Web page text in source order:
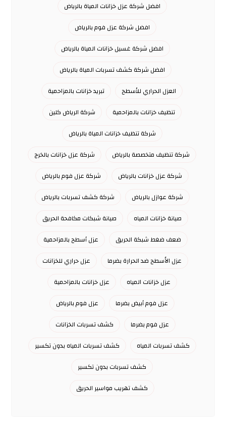
افضل شركة عزل خزانات المياة بالرياض
افضل شركة عزل فوم بالرياض
افضل شركة غسيل خزانات المياة بالرياض
افضل شركة كشف تسربات المياة بالرياض
العزل الحراري للأسطح
تبريد خزانات بالمزاحمية
تنظيف خزانات بالمزاحمية
شركة الرياض كلين
شركة تنظيف خزانات المياة بالرياض
شركة تنظيف متخصصة بالرياض
شركة عزل خزانات بالخرج
شركة عزل خزانات بالرياض
شركة عزل فوم بالرياض
شركة عوازل بالرياض
شركة كشف تسربات بالرياض
صيانة خزانات المياه
صيانة شبكات مكافحة الحريق
ضعف ضغط شبكة الحريق
عزل أسطح بالمزاحمية
عزل الأسطح ضد الحرارة بضرما
عزل حراري للخزانات
عزل خزانات المياه
عزل خزانات بالمزاحمية
عزل فوم أبيض بضرما
عزل فوم بالرياض
عزل فوم بضرما
كشف تسربات الخزانات
كشف تسربات المياه
كشف تسربات المياه بدون تكسير
كشف تسربات بدون تكسير
كشف تهريب مواسير الحريق